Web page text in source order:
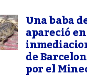
Una baba
apareció
de
por el